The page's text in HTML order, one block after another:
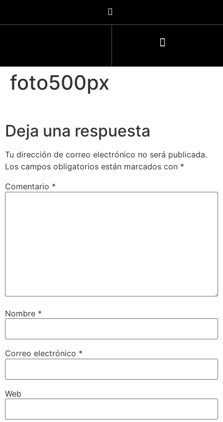
foto500px
Deja una respuesta
Tu dirección de correo electrónico no será publicada.
Los campos obligatorios están marcados con *
Comentario *
Nombre *
Correo electrónico *
Web